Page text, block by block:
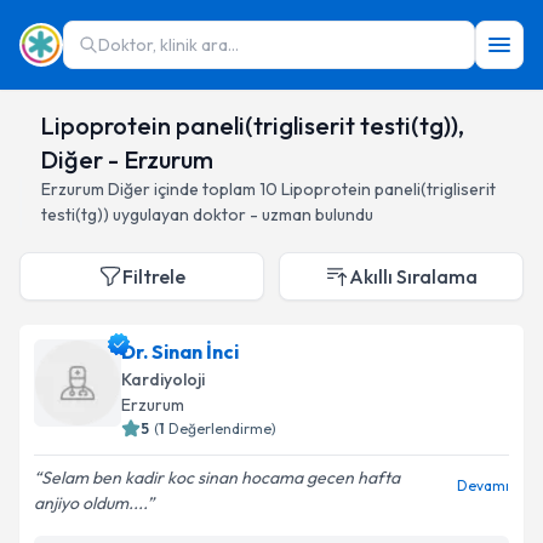
Doktor, klinik ara...
Lipoprotein paneli(trigliserit testi(tg)),
Diğer - Erzurum
Erzurum Diğeriçinde toplam 10 Lipoprotein paneli(trigliserit
testi(tg)) uygulayan doktor - uzman bulundu
Filtrele Akıllı Sıralama
Dr. Sinan İnci
Kardiyoloji
Erzurum
5 (1 Değerlendirme)
Selam ben kadir koc sinan hocama gecen hafta
anjiyo oldum....
Devamı